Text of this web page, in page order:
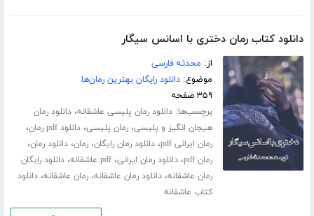
دانلود کتاب رمان دختری با اسانس سیگار
از: محدثه فارسی
موضوع:دانلود رایگان بهترین رمان‌ها
۳۵۹ صفحه
برچسب‌ها:دانلود رمان پلیسی عاشقانه،دانلود رمان
هیجان انگیز و پلیسی،رمان پلیسی،دانلود pdf رمان ،
رمان ایرانی pdf ،دانلود رمان رایگان،رمان،دانلود رمان،
رمان pdf ،دانلود رمان ایرانی،pdf عاشقانه ،دانلود رایگان
رمان عاشقانه،دانلود رمان عاشقانه،رمان عاشقانه،دانلود
کتاب عاشقانه